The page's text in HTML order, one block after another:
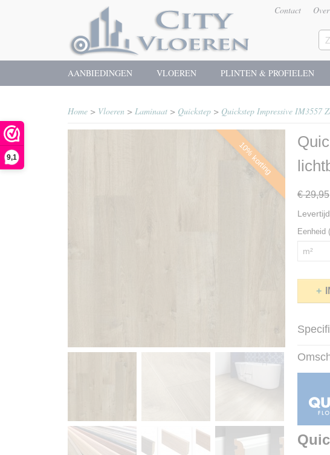
9,1
Contact
AANBIEDINGEN VLOEREN PLINTEN & PROFIELEN
Home > Vloeren > Laminaat > Quickstep > Quickstep Impressive IM3557
10% korting
€ 29,95
Eenheid
Aantal
Garantie
V-groef